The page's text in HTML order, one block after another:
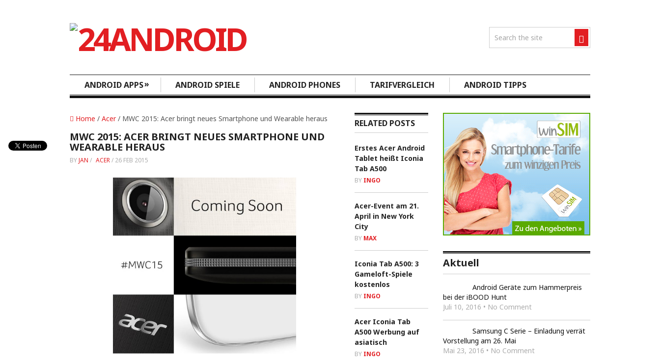
ANDROID APPS» ANDROID SPIELE ANDROID PHONES TARIFVERGLEICH ANDROID TIPPS
Home / Acer/ MWC 2015: Acer bringt neues Smartphone und Wearable heraus
MWC 2015: ACER BRINGT NEUES SMARTPHONE UND
WEARABLE HERAUS
BYJAN / ACER/ 26 FEB 2015
RELATED POSTS
Erstes Acer Android
Tablet heißt Iconia
Tab A500
BY INGO
Acer-Event am 21.
April in New York
City
BY MAX
Iconia Tab A500: 3
Gameloft-Spiele
kostenlos
BY INGO
Acer Iconia Tab
A500 Werbung auf
asiatisch
BY INGO
Aktuell
Android Geräte zum Hammerpreis
bei der iBOOD Hunt
Juli 10, 2016 • No Comment
Samsung C Serie – Einladung verrät
Vorstellung am 26. Mai
Mai 23, 2016 • No Comment